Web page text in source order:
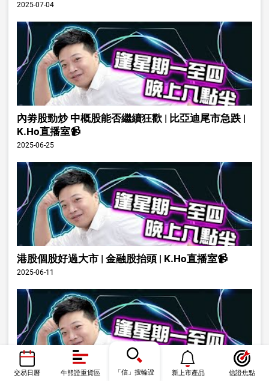
2025-07-04
內劵股勁炒 中概股能否繼續狂歡 | 比亞迪尾市急跌 |
K.Ho直播室📹
2025-06-25
港股個股好過大市 | 金融股抬頭 | K.Ho直播室📹
2025-06-11
交易日曆 牛熊證重貨區 「信」搜輪證 新上市產品 信證焦點